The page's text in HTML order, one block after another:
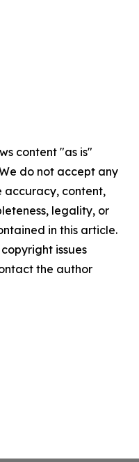
content "as is"
do not accept any
accuracy, content,
legality, or
in this article.
issues
the author